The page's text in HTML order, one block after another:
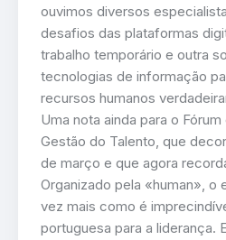
ouvimos diversos
desafios das plataformas
trabalho temporário e outra
tecnologias de informação
recursos humanos
Uma nota ainda para o
Gestão do Talento, que
de março e que agora
Organizado pela «human», o
vez mais como é
portuguesa para a liderança.